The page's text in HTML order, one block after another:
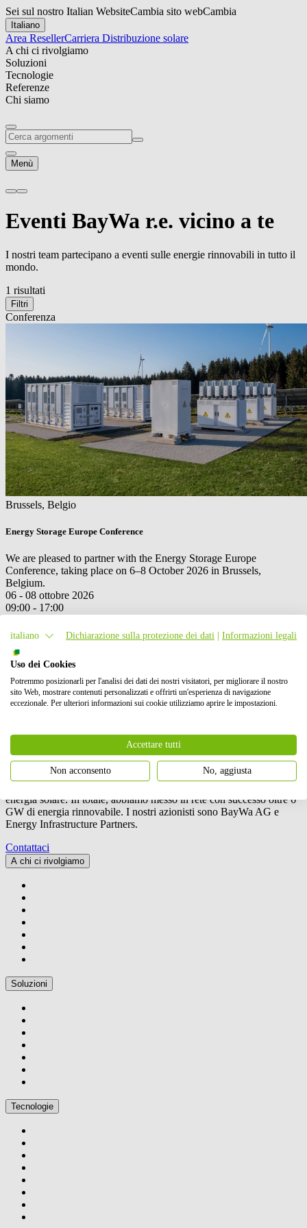
Sei sul nostro Italian WebsiteCambia sito webCambia
Italiano
Area ResellerCarriera Distribuzione solare
A chi ci rivolgiamo
Soluzioni
Tecnologie
Referenze
Chi siamo
Menù
Eventi BayWa r.e. vicino a te
I nostri team partecipano a eventi sulle energie rinnovabili in tutto il
mondo.
1 risultati
Filtri
Conferenza
Brussels, Belgio
Energy Storage Europe Conference
We are pleased to partner with the Energy Storage Europe
Conference, taking place on 6–8 October 2026 in Brussels,
Belgium.
06 - 08 ottobre 2026
09:00 - 17:00
1
costruzione di impianti eolici, solari e di accumulo a batteria
(BESS). Le nostre attività includono la pianificazione, lo sviluppo e
la realizzazione di questi progetti, nonché la loro gestione,
manutenzione e il commercio di energia.
BayWa r.e.è anche un
energia solare. In totale, abbiamo messo in rete con successo oltre 6
GW di energia rinnovabile. I nostri azionisti sono BayWa AG e
Energy Infrastructure Partners.
Contattaci
A chi ci rivolgiamo
Soluzioni
Tecnologie
italiano Dichiarazione sulla protezione dei dati Informazioni legali
Uso dei Cookies
Potremmo posizionarli per l'analisi dei dati dei nostri visitatori, per migliorare il nostro
sito Web, mostrare contenuti personalizzati e offrirti un'esperienza di navigazione
eccezionale. Per ulteriori informazioni sui cookie utilizziamo aprire le impostazioni.
Accettare tutti
Non acconsento No, aggiusta